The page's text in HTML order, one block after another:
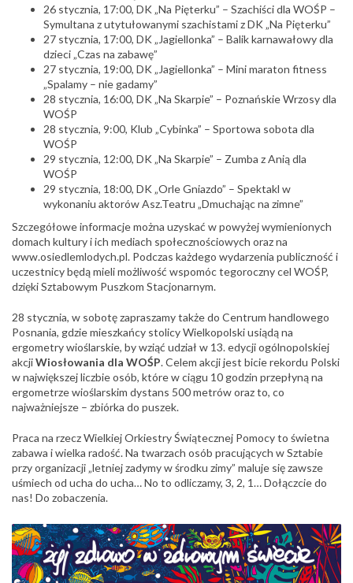
26 stycznia, 17:00, DK „Na Pięterku” – Szachiści dla WOŚP –
Symultana z utytułowanymi szachistami z DK „Na Pięterku”
27 stycznia, 17:00, DK „Jagiellonka” – Balik karnawałowy dla
dzieci „Czas na zabawę”
27 stycznia, 19:00, DK „Jagiellonka” – Mini maraton fitness
„Spalamy – nie gadamy”
28 stycznia, 16:00, DK „Na Skarpie” – Poznańskie Wrzosy dla
WOŚP
28 stycznia, 9:00, Klub „Cybinka” – Sportowa sobota dla
WOŚP
29 stycznia, 12:00, DK „Na Skarpie” – Zumba z Anią dla
WOŚP
29 stycznia, 18:00, DK „Orle Gniazdo” – Spektakl w
wykonaniu aktorów Asz.Teatru „Dmuchając na zimne”
Szczegółowe informacje można uzyskać w powyżej wymienionych
domach kultury i ich mediach społecznościowych oraz na
www.osiedlemlodych.pl. Podczas każdego wydarzenia publiczność i
uczestnicy będą mieli możliwość wspomóc tegoroczny cel WOŚP,
dzięki Sztabowym Puszkom Stacjonarnym.
28 stycznia, w sobotę zapraszamy także do Centrum handlowego
Posnania, gdzie mieszkańcy stolicy Wielkopolski usiądą na
ergometry wioślarskie, by wziąć udział w 13. edycji ogólnopolskiej
akcjiWiosłowania dla WOŚP. Celem akcji jest bicie rekordu Polski
w największej liczbie osób, które w ciągu 10 godzin przepłyną na
ergometrze wioślarskim dystans 500 metrów oraz to, co
najważniejsze – zbiórka do puszek.
Praca na rzecz Wielkiej Orkiestry Świątecznej Pomocy to świetna
zabawa i wielka radość. Na twarzach osób pracujących w Sztabie
przy organizacji „letniej zadymy w środku zimy” maluje się zawsze
uśmiech od ucha do ucha… No to odliczamy, 3, 2, 1… Dołączcie do
nas! Do zobaczenia.